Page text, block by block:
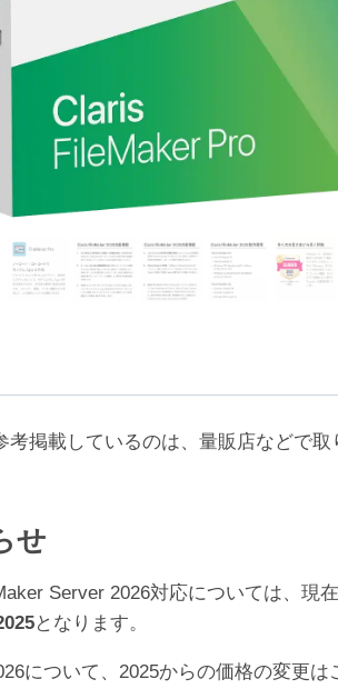
掲載しているのは、量販店などで
せ
Server 2026対応については、現
となります。
について、2025からの価格の変更